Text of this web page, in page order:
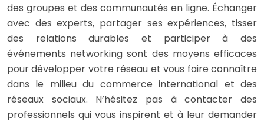
des groupes et des communautés en ligne. Échanger
avec des experts, partager ses expériences, tisser
des relations durables et participer à des
événements networking sont des moyens efficaces
pour développer votre réseau et vous faire connaître
dans le milieu du commerce international et des
réseaux sociaux. N’hésitez pas à contacter des
professionnels qui vous inspirent et à leur demander